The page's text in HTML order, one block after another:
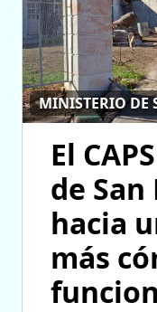
MINISTERIO DE
El
de San
hacia
más